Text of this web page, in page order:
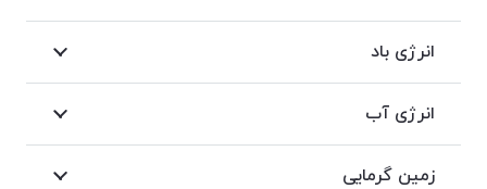
انرژی باد
انرژی آب
زمین گرمایی